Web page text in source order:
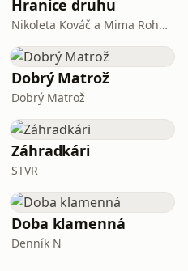
Hranice druhu
Nikoleta Kováč a Mima Roháčová
Dobrý Matrož
Dobrý Matrož
Záhradkári
STVR
Doba klamenná
Denník N